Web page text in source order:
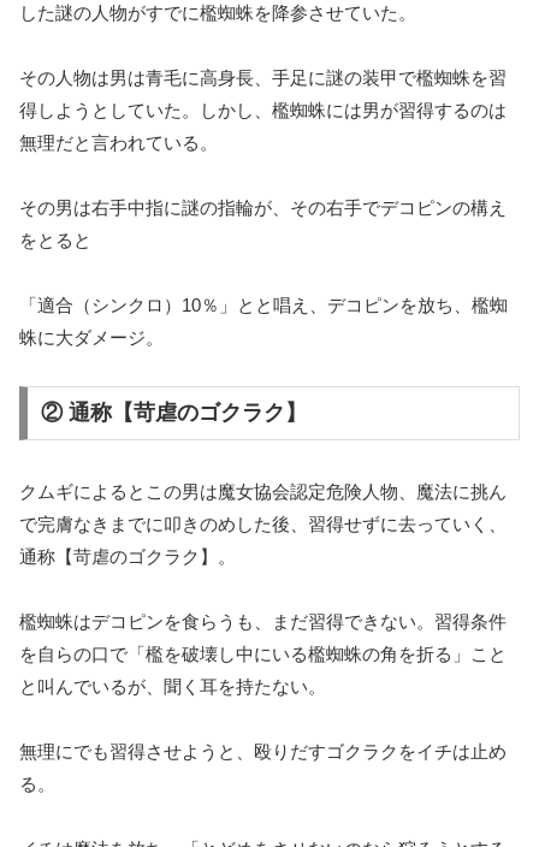
した謎の人物がすでに檻蜘蛛を降参させていた。
その人物は男は青毛に高身長、手足に謎の装甲で檻蜘蛛を習
得しようとしていた。しかし、檻蜘蛛には男が習得するのは
無理だと言われている。
その男は右手中指に謎の指輪が、その右手でデコピンの構え
をとると
「適合（シンクロ）10％」とと唱え、デコピンを放ち、檻蜘
蛛に大ダメージ。
② 通称【苛虐のゴクラク】
クムギによるとこの男は魔女協会認定危険人物、魔法に挑ん
で完膚なきまでに叩きのめした後、習得せずに去っていく、
通称【苛虐のゴクラク】。
檻蜘蛛はデコピンを食らうも、まだ習得できない。習得条件
を自らの口で「檻を破壊し中にいる檻蜘蛛の角を折る」こと
と叫んでいるが、聞く耳を持たない。
無理にでも習得させようと、殴りだすゴクラクをイチは止め
る。